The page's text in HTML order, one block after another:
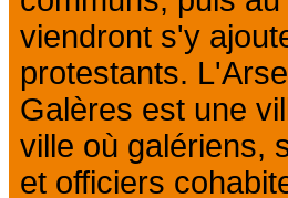
viendront s'y
protestants.
Galères est une
ville où galériens,
et officiers